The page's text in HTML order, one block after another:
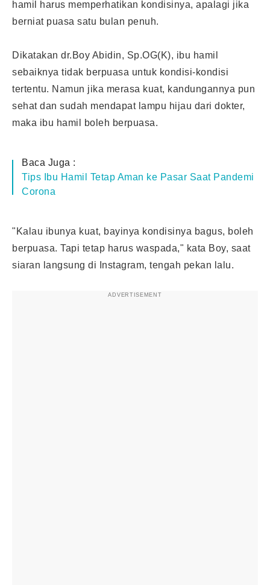
hamil harus memperhatikan kondisinya, apalagi jika
berniat puasa satu bulan penuh.
Dikatakan dr.Boy Abidin, Sp.OG(K), ibu hamil
sebaiknya tidak berpuasa untuk kondisi-kondisi
tertentu. Namun jika merasa kuat, kandungannya pun
sehat dan sudah mendapat lampu hijau dari dokter,
maka ibu hamil boleh berpuasa.
Baca Juga :
Tips Ibu Hamil Tetap Aman ke Pasar Saat Pandemi
Corona
"Kalau ibunya kuat, bayinya kondisinya bagus, boleh
berpuasa. Tapi tetap harus waspada," kata Boy, saat
siaran langsung di Instagram, tengah pekan lalu.
ADVERTISEMENT